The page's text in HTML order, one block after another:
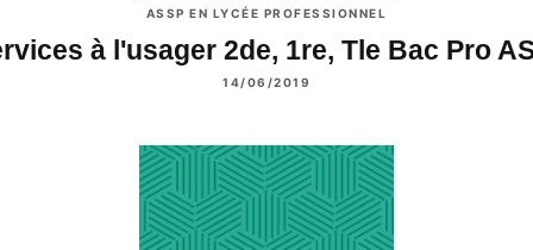
ASSP EN LYCÉE PROFESSIONNEL
à l'usager 2de, 1re, Tle Bac Pro
14/06/2019